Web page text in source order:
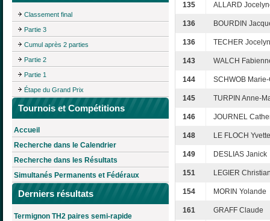
Classement final
Partie 3
Cumul après 2 parties
Partie 2
Partie 1
Étape du Grand Prix
Tournois et Compétitions
Accueil
Recherche dans le Calendrier
Recherche dans les Résultats
Simultanés Permanents et Fédéraux
Derniers résultats
Termignon TH2 paires semi-rapide
135 ALLARD
136 BOURDIN
136 TECHER
143 WALCH
144 SCHWOB
145 TURPIN Anne-
146 JOURNEL
148 LE FLOCH Yvette
149 DESLIAS Janick
151 LEGIER
154 MORIN Yolande
161 GRAFF Claude